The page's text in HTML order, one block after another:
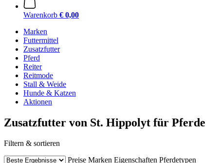
Warenkorb € 0,00
Marken
Futtermittel
Zusatzfutter
Pferd
Reiter
Reitmode
Stall & Weide
Hunde & Katzen
Aktionen
Zusatzfutter von St. Hippolyt für Pferde
Filtern & sortieren
Preise Marken Eigenschaften Pferdetypen